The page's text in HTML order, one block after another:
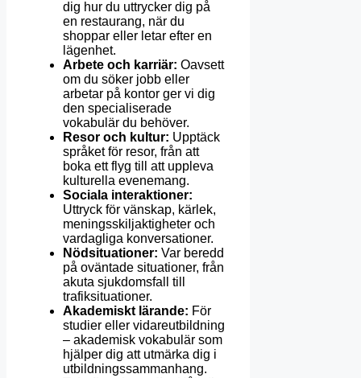
dig hur du uttrycker dig på
en restaurang, när du
shoppar eller letar efter en
lägenhet.
Arbete och karriär: Oavsett
om du söker jobb eller
arbetar på kontor ger vi dig
den specialiserade
vokabulär du behöver.
Resor och kultur: Upptäck
språket för resor, från att
boka ett flyg till att uppleva
kulturella evenemang.
Sociala interaktioner:
Uttryck för vänskap, kärlek,
meningsskiljaktigheter och
vardagliga konversationer.
Nödsituationer: Var beredd
på oväntade situationer, från
akuta sjukdomsfall till
trafiksituationer.
Akademiskt lärande: För
studier eller vidareutbildning
– akademisk vokabulär som
hjälper dig att utmärka dig i
utbildningssammanhang.